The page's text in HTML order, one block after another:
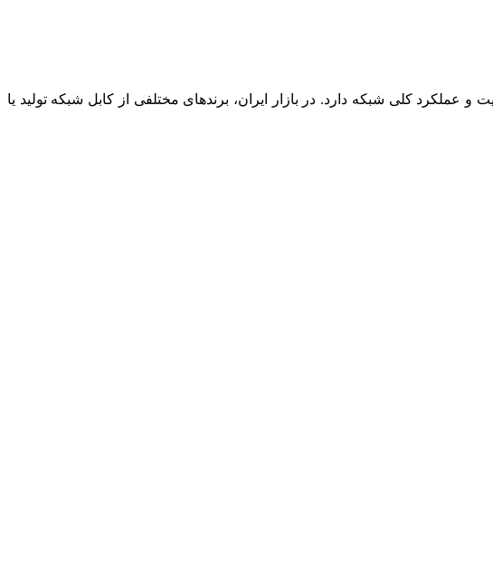
کلی شبکه دارد. در بازار ایران، برندهای مختلفی از کابل شبکه تولید یا